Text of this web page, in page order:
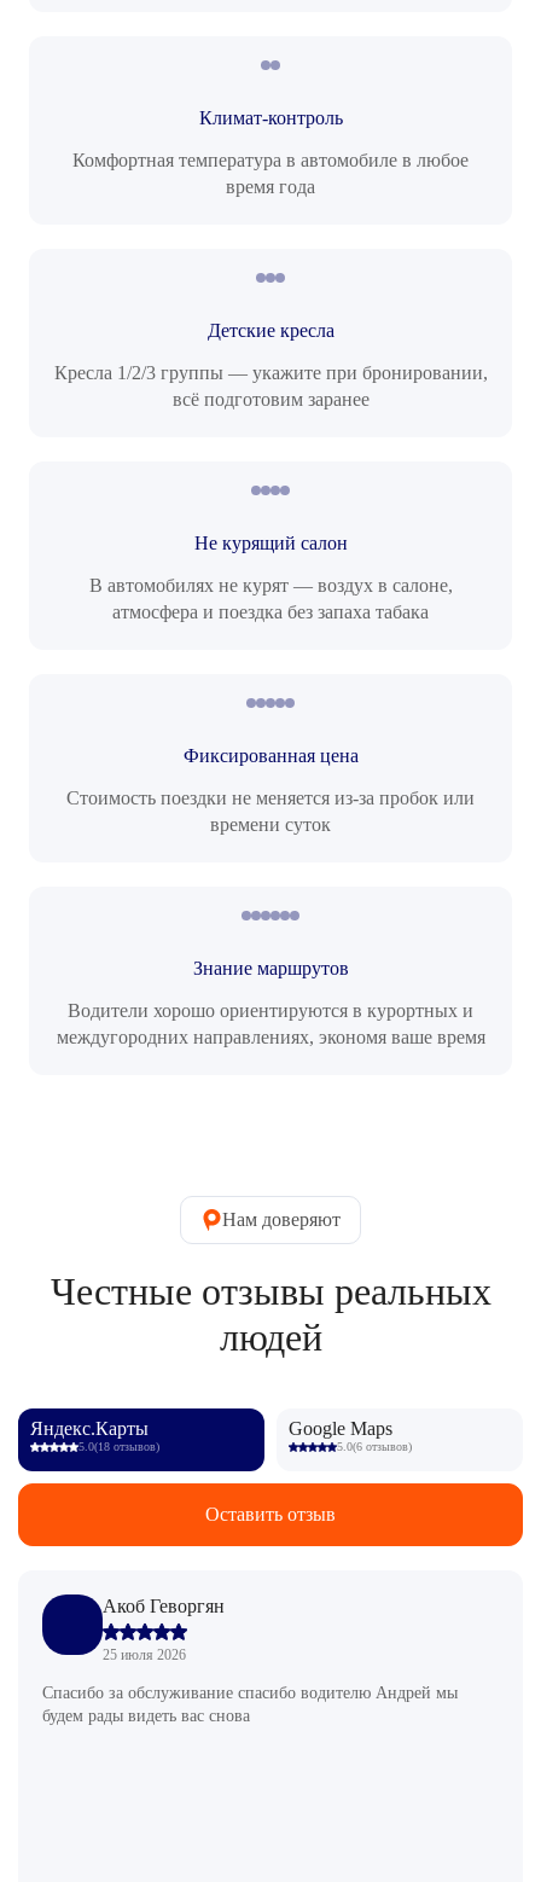
Климат-контроль
Комфортная температура в автомобиле в любое
время года
Детские кресла
Кресла 1/2/3 группы — укажите при бронировании,
всё подготовим заранее
Не курящий салон
В автомобилях не курят — воздух в салоне,
атмосфера и поездка без запаха табака
Фиксированная цена
Стоимость поездки не меняется из-за пробок или
времени суток
Знание маршрутов
Водители хорошо ориентируются в курортных и
междугородних направлениях, экономя ваше время
Нам доверяют
Честные отзывы реальных
людей
Яндекс.Карты
5.0(18 отзывов)
Google Maps
5.0(6 отзывов)
Оставить отзыв
Акоб Геворгян
25 июля 2026
Спасибо за обслуживание спасибо водителю Андрей мы
будем рады видеть вас снова